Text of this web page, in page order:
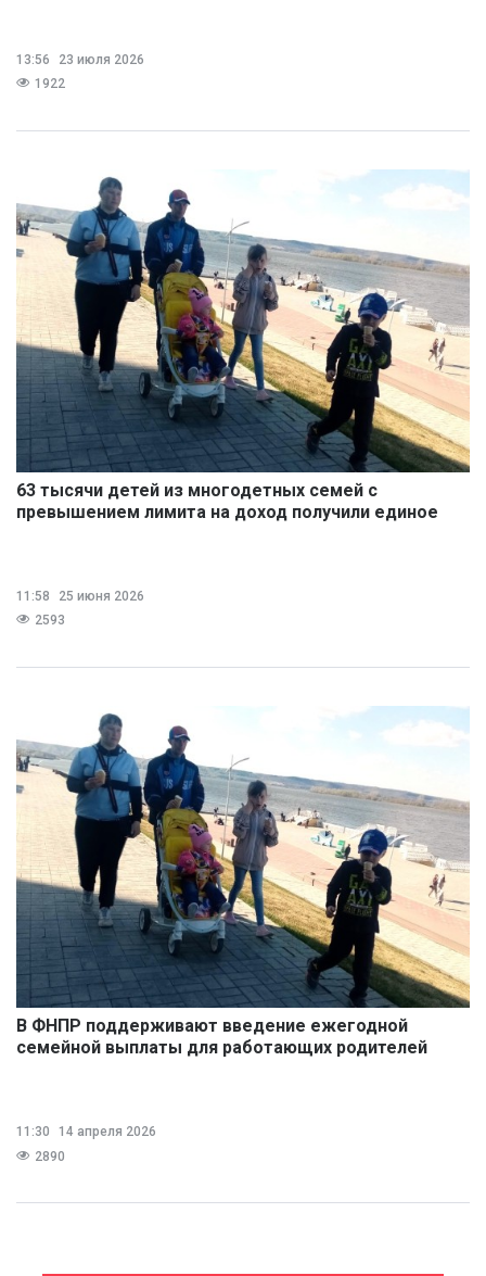
13:56
23 июля 2026
1922
63 тысячи детей из многодетных семей с
превышением лимита на доход получили единое
11:58
25 июня 2026
2593
В ФНПР поддерживают введение ежегодной
семейной выплаты для работающих родителей
11:30
14 апреля 2026
2890